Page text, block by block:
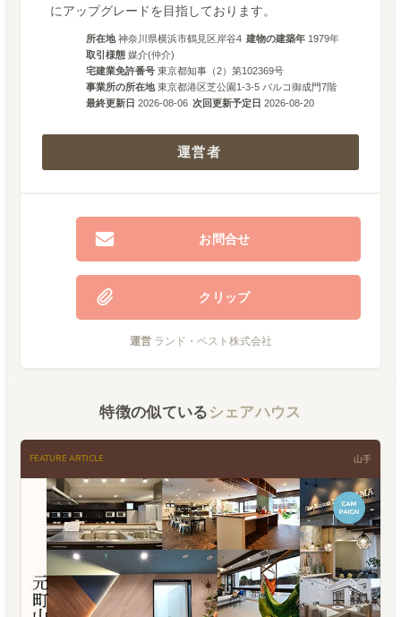
にアップグレードを目指しております。
所在地 神奈川県横浜市鶴見区岸谷4 建物の建築年 1979年
取引様態 媒介(仲介)
宅建業免許番号 東京都知事（2）第102369号
事業所の所在地 東京都港区芝公園1-3-5 バルコ御成門7階
最終更新日 2026-08-06 次回更新予定日 2026-08-20
運営者
お問合せ
クリップ
運営 ランド・ベスト株式会社
特徴の似ている シェアハウス
FEATURE ARTICLE 山手